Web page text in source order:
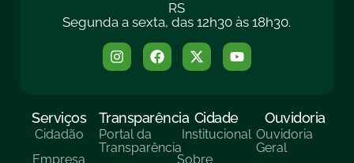
RS
Segunda a sexta, das 12h30 às 18h30.
Serviços
Cidadão
Empresa
Transparência
Portal da
Transparência
Cidade
Institucional
Sobre
Ouvidoria
Ouvidoria
Geral